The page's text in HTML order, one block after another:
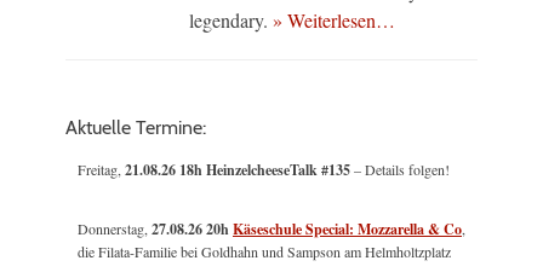
legendary. » Weiterlesen…
Aktuelle Termine:
Freitag,21.08.26 18h HeinzelcheeseTalk #135– Details folgen!
Donnerstag,27.08.26 20hKäseschule Special: Mozzarella & Co,
die Filata-Familie bei Goldhahn und Sampson am Helmholtzplatz